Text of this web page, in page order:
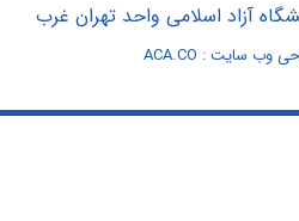
آزاد اسلامی واحد تهران غرب
وب سایت :ACA.CO